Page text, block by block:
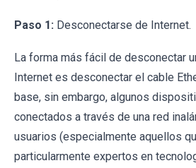
Paso 1: Desconectarse de Internet.
La forma más fácil de desconectar
Internet es desconectar el cable
base, sin embargo, algunos
conectados a través de una red
usuarios (especialmente aquellos
particularmente expertos en